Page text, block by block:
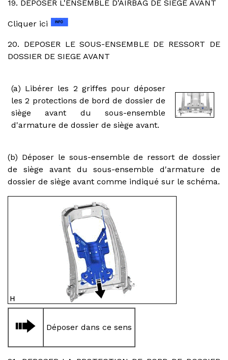
19. DEPOSER L'ENSEMBLE D'AIRBAG DE SIEGE AVANT
Cliquer ici
20. DEPOSER LE SOUS-ENSEMBLE DE RESSORT DE
DOSSIER DE SIEGE AVANT
(a) Libérer les 2 griffes pour déposer
les 2 protections de bord de dossier de
siège avant du sous-ensemble
d'armature de dossier de siège avant.
(b) Déposer le sous-ensemble de ressort de dossier
de siège avant du sous-ensemble d'armature de
dossier de siège avant comme indiqué sur le schéma.
Déposer dans ce sens